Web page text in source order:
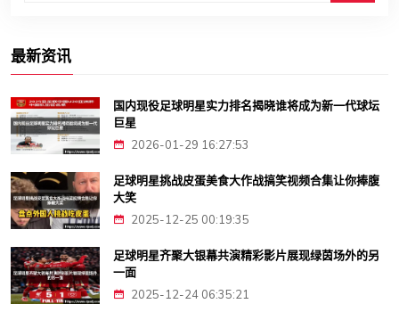
最新资讯
国内现役足球明星实力排名揭晓谁将成为新一代球坛
巨星
2026-01-29 16:27:53
足球明星挑战皮蛋美食大作战搞笑视频合集让你捧腹
大笑
2025-12-25 00:19:35
足球明星齐聚大银幕共演精彩影片展现绿茵场外的另
一面
2025-12-24 06:35:21